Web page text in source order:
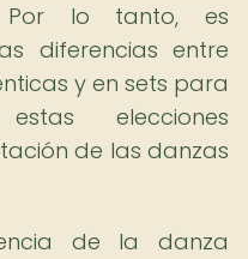
Por lo tanto, es
diferencias entre
y en sets para
elecciones
de las danzas
de la danza